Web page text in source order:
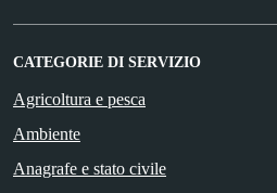
CATEGORIE DI SERVIZIO
Agricoltura e pesca
Ambiente
Anagrafe e stato civile